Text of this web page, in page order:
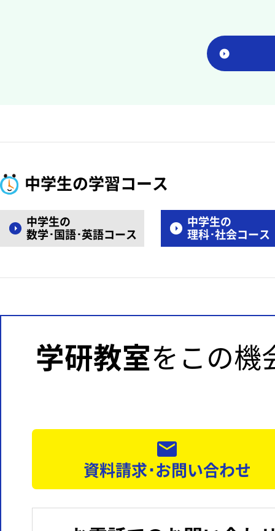
中学生の学習コース
中学生の
数学･国語･英語コース
中学生の
理科･社会コース
学研教室をこの機
資料請求･お問い合わせ